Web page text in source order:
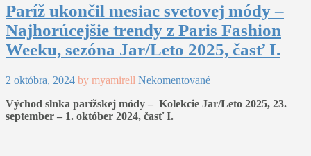
Paríž ukončil mesiac svetovej módy –
Najhorúcejšie trendy z Paris Fashion
Weeku, sezóna Jar/Leto 2025, časť I.
2 októbra, 2024 by myamirell Nekomentované
Východ slnka parížskej módy – Kolekcie Jar/Leto 2025, 23.
september – 1. október 2024, časť I.